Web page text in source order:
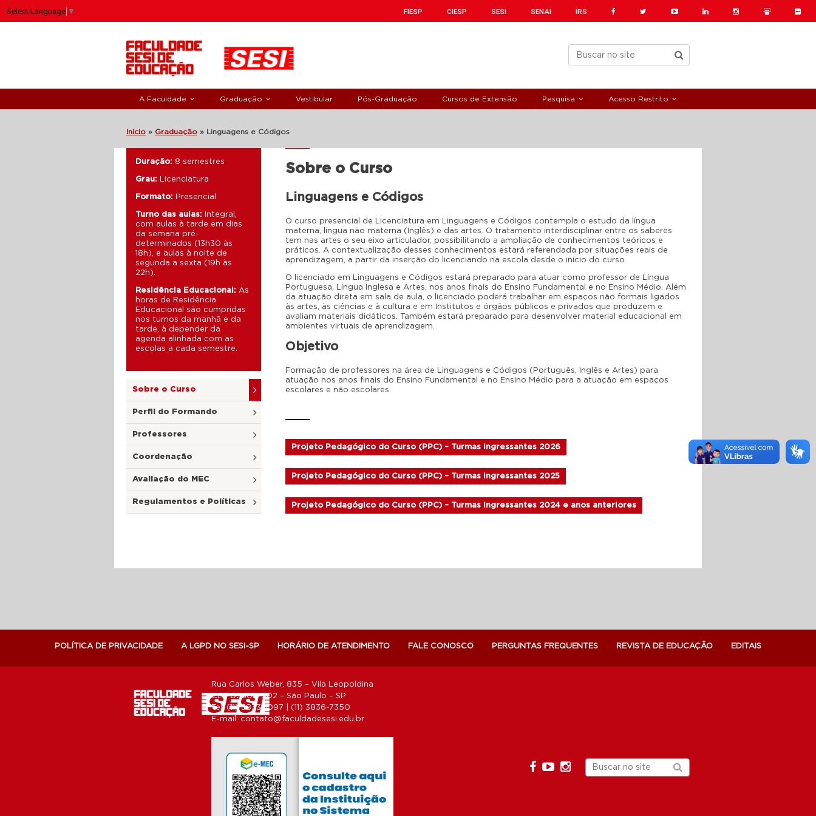
Select Language ▼ FIESP CIESP SESI SENAI IRS
A Faculdade Graduação Vestibular Pós-Graduação Cursos de Extensão Pesquisa Acesso Restrito
Início » Graduação » Linguagens e Códigos
Duração: 8 semestres
Grau: Licenciatura
Formato: Presencial
Turno das aulas: Integral,
com aulas à tarde em dias
da semana pré-
determinados (13h30 às
18h), e aulas à noite de
segunda a sexta (19h às
22h).
Residência Educacional: As
horas de Residência
Educacional são cumpridas
nos turnos da manhã e da
tarde, à depender da
agenda alinhada com as
escolas a cada semestre.
Sobre o Curso
Perfil do Formando
Professores
Coordenação
Avaliação do MEC
Regulamentos e Políticas
Sobre o Curso
Linguagens e Códigos
O curso presencial de Licenciatura em Linguagens e Códigos contempla o estudo da língua
materna, língua não materna (Inglês) e das artes. O tratamento interdisciplinar entre os saberes
tem nas artes o seu eixo articulador, possibilitando a ampliação de conhecimentos teóricos e
práticos. A contextualização desses conhecimentos estará referendada por situações reais de
aprendizagem, a partir da inserção do licenciando na escola desde o início do curso.
O licenciado em Linguagens e Códigos estará preparado para atuar como professor de Língua
Portuguesa, Língua Inglesa e Artes, nos anos finais do Ensino Fundamental e no Ensino Médio. Além
da atuação direta em sala de aula, o licenciado poderá trabalhar em espaços não formais ligados
às artes, às ciências e à cultura e em Institutos e órgãos públicos e privados que produzem e
avaliam materiais didáticos. Também estará preparado para desenvolver material educacional em
ambientes virtuais de aprendizagem.
Objetivo
Formação de professores na área de Linguagens e Códigos (Português, Inglês e Artes) para
atuação nos anos finais do Ensino Fundamental e no Ensino Médio para a atuação em espaços
escolares e não escolares.
Projeto Pedagógico do Curso (PPC) – Turmas ingressantes 2026
Projeto Pedagógico do Curso (PPC) – Turmas ingressantes 2025
Projeto Pedagógico do Curso (PPC) – Turmas ingressantes 2024 e anos anteriores
POLÍTICA DE PRIVACIDADE A LGPD NO SESI-SP HORÁRIO DE ATENDIMENTO FALE CONOSCO PERGUNTAS FREQUENTES REVISTA DE EDUCAÇÃO EDITAIS
Rua Carlos Weber, 835 – Vila Leopoldina
CEP 05303-902 – São Paulo – SP
Tel: (11) 3833-1097 | (11) 3836-7350
E-mail: contato@faculdadesesi.edu.br